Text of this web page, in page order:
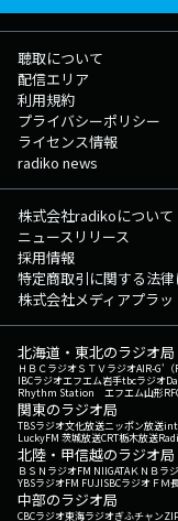
聴取について
配信エリア
利用規約
プライバシーポリシー
ライセンス情報
radiko news
株式会社radikoについて
ニュースリリース
採用情報
特定商取引に関する法
株式会社メディアプラ
北海道・東北のラジオ局
ＨＢＣラジオＳＴＶラジオAIR-G'（
IBCラジオエフエム岩手tbcラジオ
Rhythm Station エフエム山形
関東のラジオ局
TBSラジオ文化放送ニッポン放送
LuckyFM 茨城放送CRT栃木放送
北陸・甲信越のラジオ局
ＢＳＮラジオFM NIIGATAＫＮＢラ
YBSラジオFM FUJISBCラジオ ＦＭ
中部のラジオ局
CBCラジオ東海ラジオぎふチャン